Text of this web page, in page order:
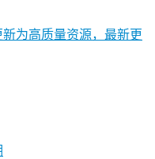
为高质量资源，最新更